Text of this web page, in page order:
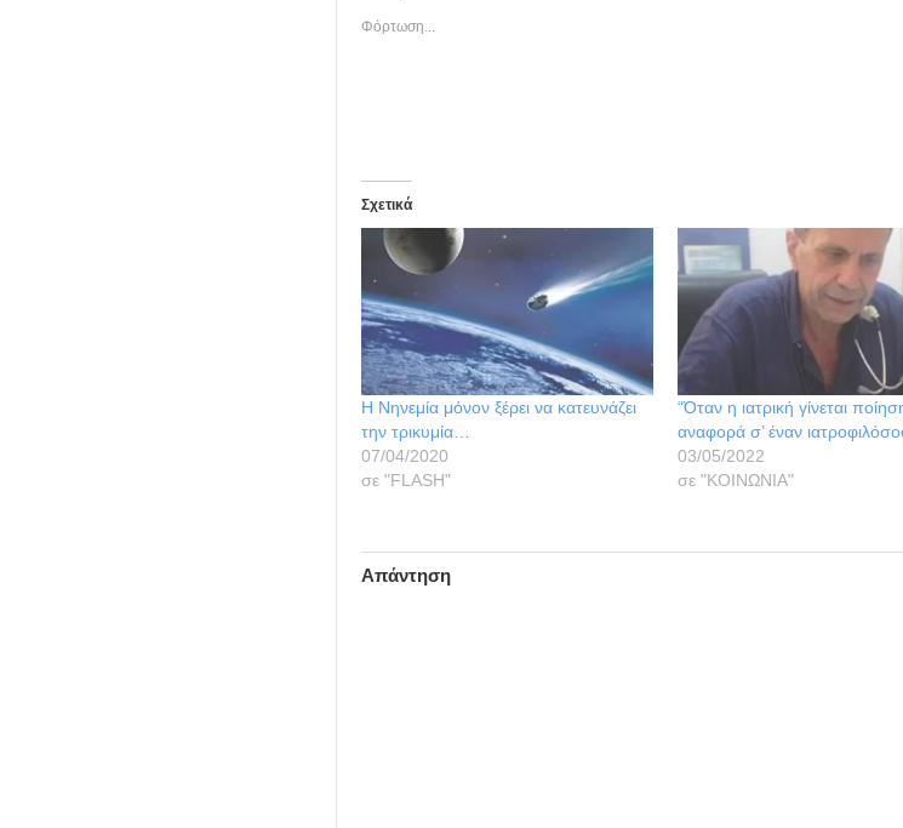
Φόρτωση...
Σχετικά
Η Νηνεμία μόνον ξέρει να κατευνάζει
την τρικυμία…
07/04/2020
σε "FLASH"
“Όταν η ιατρική γίνεται
αναφορά σ’ έναν
03/05/2022
σε "ΚΟΙΝΩΝΙΑ"
Απάντηση